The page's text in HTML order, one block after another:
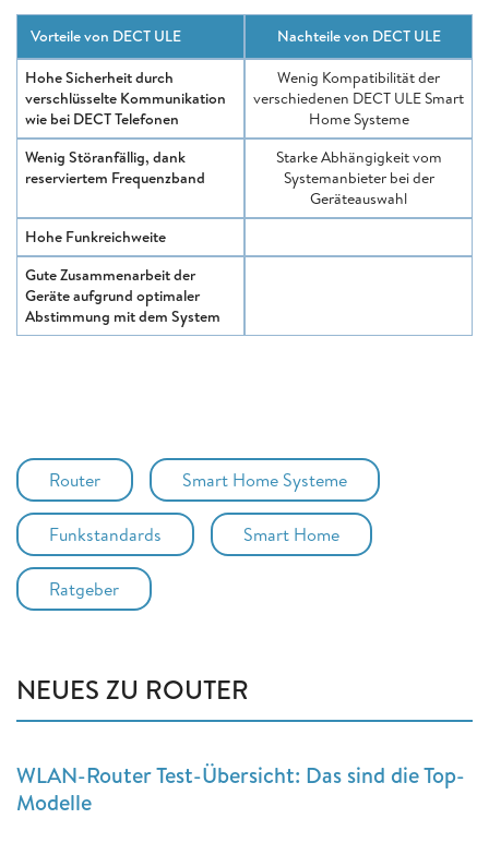
Vorteile von DECT ULE
Nachteile von DECT ULE
Hohe Sicherheit durch
verschlüsselte Kommunikation
wie bei DECT Telefonen
Wenig Kompatibilität der
verschiedenen DECT ULE Smart
Home Systeme
Wenig Störanfällig, dank
reserviertem Frequenzband
Starke Abhängigkeit vom
Systemanbieter bei der
Geräteauswahl
Hohe Funkreichweite
Gute Zusammenarbeit der
Geräte aufgrund optimaler
Abstimmung mit dem System
Router Smart Home Systeme
Funkstandards Smart Home
Ratgeber
NEUES ZU ROUTER
WLAN-Router Test-Übersicht: Das sind die Top-
Modelle